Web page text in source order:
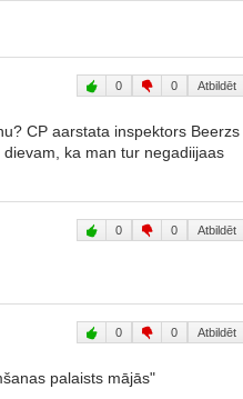
0 0 Atbildēt
CP aarstata inspektors Beerzs
ka man tur negadiijaas
0 0 Atbildēt
0 0 Atbildēt
palaists mājās"